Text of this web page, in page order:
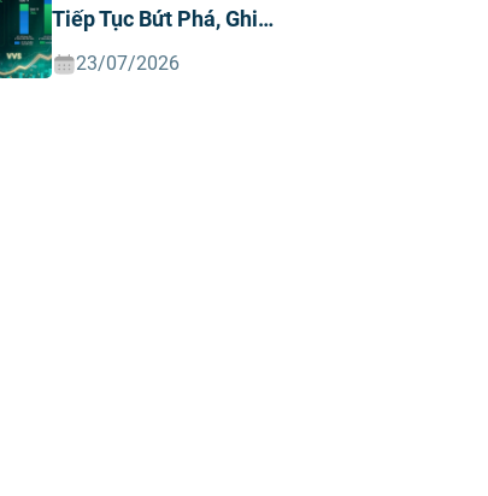
Tiếp Tục Bứt Phá, Ghi
Nhận Doanh Thu Và
23/07/2026